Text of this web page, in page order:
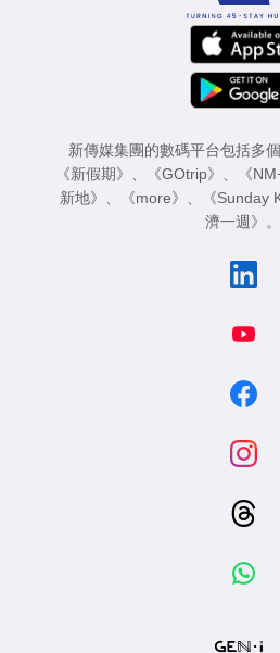
新傳媒集團的數碼平台包括多
《新假期》
《GOtrip》 《
新地》
《more》 《Sunday
濟一週》
。